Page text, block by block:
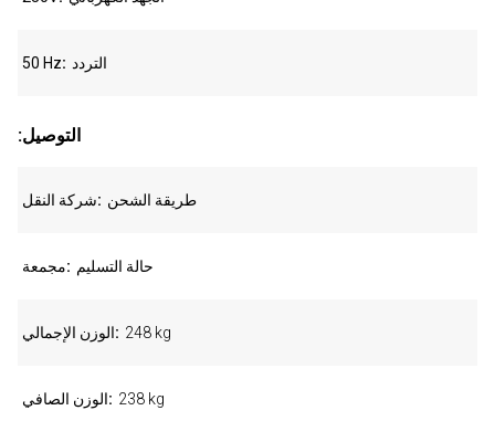
50 Hz التردد
:التوصيل
شركة النقل طريقة الشحن
مجمعة حالة التسليم
الوزن الإجمالي 248 kg
الوزن الصافي 238 kg